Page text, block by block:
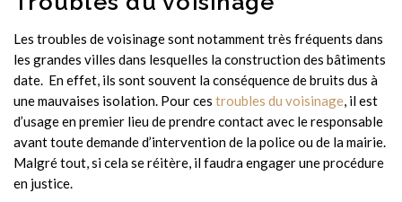
Les troubles de voisinage sont notamment très fréquents dans
les grandes villes dans lesquelles la construction des bâtiments
date. En effet, ils sont souvent la conséquence de bruits dus à
une mauvaises isolation. Pour ces troubles du voisinage, il est
d’usage en premier lieu de prendre contact avec le responsable
avant toute demande d’intervention de la police ou de la mairie.
Malgré tout, si cela se réitère, il faudra engager une procédure
en justice.